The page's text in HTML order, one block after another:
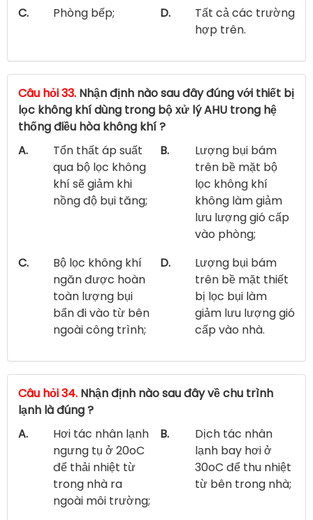
C.
Phòng bếp; D.
Tất cả các trường
hợp trên.
Câu hỏi 33. Nhận định nào sau đây đúng với thiết bị
lọc không khí dùng trong bộ xử lý AHU trong hệ
thống điều hòa không khí ?
A.
Tổn thất áp suất
qua bộ lọc không
khí sẽ giảm khi
nồng độ bụi tăng;
B.
Lượng bụi bám
trên bề mặt bộ
lọc không khí
không làm giảm
lưu lượng gió cấp
vào phòng;
C.
Bộ lọc không khí
ngăn được hoàn
toàn lượng bụi
bẩn đi vào từ bên
ngoài công trình;
D.
Lượng bụi bám
trên bề mặt thiết
bị lọc bụi làm
giảm lưu lượng gió
cấp vào nhà.
Câu hỏi 34. Nhận định nào sau đây về chu trình
lạnh là đúng ?
A.
Hơi tác nhân lạnh
ngưng tụ ở 20oC
để thải nhiệt từ
trong nhà ra
ngoài môi trường;
B.
Dịch tác nhân
lạnh bay hơi ở
30oC để thu nhiệt
từ bên trong nhà;